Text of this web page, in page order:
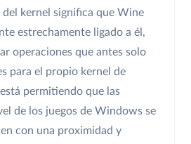
kernel significa que Wine
estrechamente ligado a él,
operaciones que antes solo
para el propio kernel de
permitiendo que las
de los juegos de Windows se
con una proximidad y